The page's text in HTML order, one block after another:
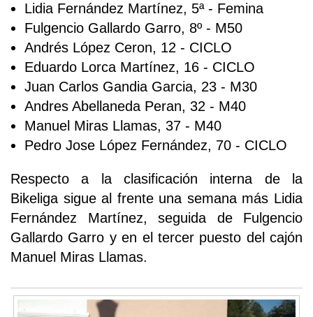
Lidia Fernández Martínez, 5ª - Femina
Fulgencio Gallardo Garro, 8º - M50
Andrés López Ceron, 12 - CICLO
Eduardo Lorca Martínez, 16 - CICLO
Juan Carlos Gandia Garcia, 23 - M30
Andres Abellaneda Peran, 32 - M40
Manuel Miras Llamas, 37 - M40
Pedro Jose López Fernández, 70 - CICLO
Respecto a la clasificación interna de la
Bikeliga sigue al frente una semana más Lidia
Fernández Martínez, seguida de Fulgencio
Gallardo Garro y en el tercer puesto del cajón
Manuel Miras Llamas.